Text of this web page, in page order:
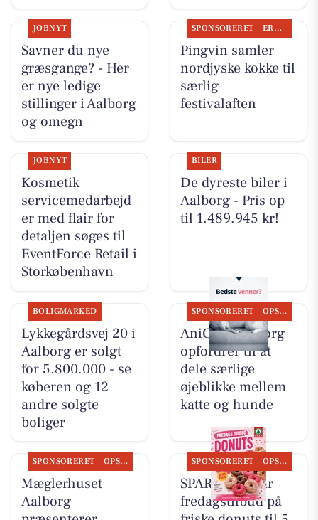
JOBNYT
Savner du nye
græsgange? - Her
er nye ledige
stillinger i Aalborg
og omegn
SPONSORERET ERHVERV
Pingvin samler
nordjyske kokke til
særlig
festivalaften
JOBNYT
Kosmetik
servicemedarbejd
er med flair for
detaljen søges til
EventForce Retail i
Storkøbenhavn
BILER
De dyreste biler i
Aalborg - Pris op
til 1.489.945 kr!
BOLIGMARKED
Lykkegårdsvej 20 i
Aalborg er solgt
for 5.800.000 - se
køberen og 12
andre solgte
boliger
SPONSORERET OPSLAGSTAVLEN
AniCura Aalborg
opfordrer til at
dele særlige
øjeblikke mellem
katte og hunde
SPONSORERET OPSLAGSTAVLEN
Mæglerhuset
Aalborg
SPONSORERET OPSLAGSTAVLEN
SPAR Visse har
fredagstilbud på